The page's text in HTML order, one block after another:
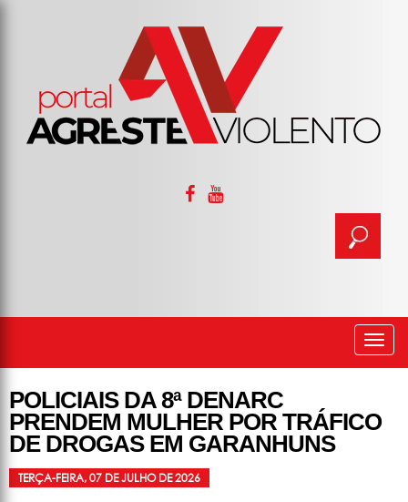
POLICIAIS DA 8ª DENARC
PRENDEM MULHER POR TRÁFICO
DE DROGAS EM GARANHUNS
TERÇA-FEIRA, 07 DE JULHO DE 2026